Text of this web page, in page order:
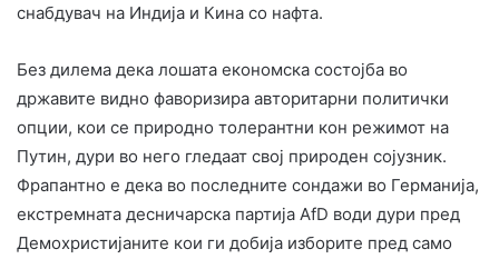
снабдувач на Индија и Кина со нафта.
Без дилема дека лошата економска состојба во
државите видно фаворизира авторитарни политички
опции, кои се природно толерантни кон режимот на
Путин, дури во него гледаат свој природен сојузник.
Фрапантно е дека во последните сондажи во Германија,
екстремната десничарска партија АfD води дури пред
Демохристијаните кои ги добија изборите пред само